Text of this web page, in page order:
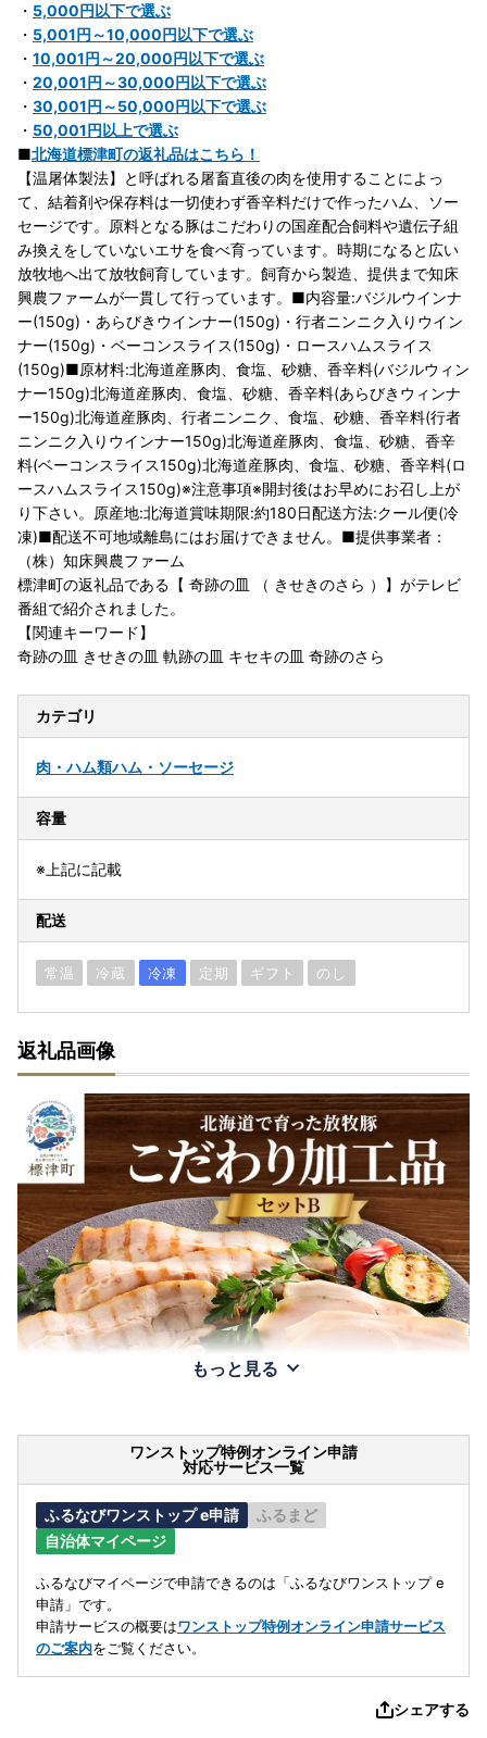
・ 5,000円以下で選ぶ
・ 5,001円～10,000円以下で選ぶ
・ 10,001円～20,000円以下で選ぶ
・ 20,001円～30,000円以下で選ぶ
・ 30,001円～50,000円以下で選ぶ
・ 50,001円以上で選ぶ
■北海道標津町の返礼品はこちら！
【温屠体製法】と呼ばれる屠畜直後の肉を使用することによっ
て、結着剤や保存料は一切使わず香辛料だけで作ったハム、ソー
セージです。原料となる豚はこだわりの国産配合飼料や遺伝子組
み換えをしていないエサを食べ育っています。時期になると広い
放牧地へ出て放牧飼育しています。飼育から製造、提供まで知床
興農ファームが一貫して行っています。■内容量:バジルウインナ
ー(150g)・あらびきウインナー(150g)・行者ニンニク入りウイン
ナー(150g)・ベーコンスライス(150g)・ロースハムスライス
(150g)■原材料:北海道産豚肉、食塩、砂糖、香辛料(バジルウィン
ナー150g)北海道産豚肉、食塩、砂糖、香辛料(あらびきウィンナ
ー150g)北海道産豚肉、行者ニンニク、食塩、砂糖、香辛料(行者
ニンニク入りウインナー150g)北海道産豚肉、食塩、砂糖、香辛
料(ベーコンスライス150g)北海道産豚肉、食塩、砂糖、香辛料(ロ
ースハムスライス150g)※注意事項※開封後はお早めにお召し上が
り下さい。原産地:北海道賞味期限:約180日配送方法:クール便(冷
凍)■配送不可地域離島にはお届けできません。■提供事業者：
（株）知床興農ファーム
標津町の返礼品である【 奇跡の皿 （ きせきのさら ）】がテレビ
番組で紹介されました。
【関連キーワード】
奇跡の皿 きせきの皿 軌跡の皿 キセキの皿 奇跡のさら
カテゴリ
肉・ハム類ハム・ソーセージ
容量
※上記に記載
配送
常温 冷蔵 冷凍 定期 ギフト のし
返礼品画像
もっと見る
ワンストップ特例オンライン申請
対応サービス一覧
ふるなびワンストップ e申請
ふるまど
自治体マイページ
ふるなびマイページで申請できるのは「ふるなびワンストップ e
申請」です。
申請サービスの概要はワンストップ特例オンライン申請サービス
のご案内をご覧ください。
シェアする